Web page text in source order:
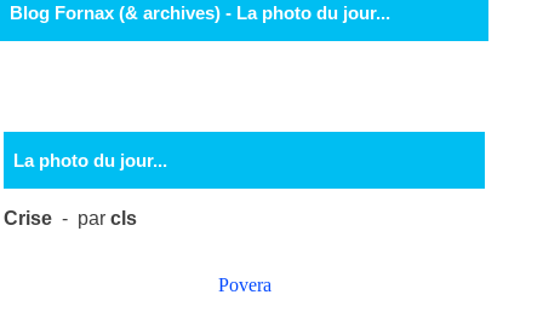
Blog Fornax (& archives) - La photo du jour...
La photo du jour...
Crise - parcls
Povera